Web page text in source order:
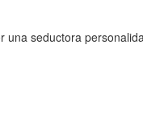
seductora